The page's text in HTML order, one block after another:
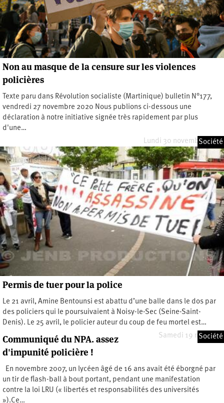
Non au masque de la censure sur les violences
policières
Texte paru dans Révolution socialiste (Martinique) bulletin N°177,
vendredi 27 novembre 2020 Nous publions ci-dessous une
déclaration à notre initiative signée très rapidement par plus
d'une…
Lundi 30 novembre 2020
Société
Permis de tuer pour la police
Le 21 avril, Amine Bentounsi est abattu d’une balle dans le dos par
des policiers qui le poursuivaient à Noisy-le-Sec (Seine-Saint-
Denis). Le 25 avril, le policier auteur du coup de feu mortel est…
Samedi 19 mai 2012
Société
Communiqué du NPA. assez
d'impunité policière !
En novembre 2007, un lycéen âgé de 16 ans avait été éborgné par
un tir de flash-ball à bout portant, pendant une manifestation
contre la loi LRU (« libertés et responsabilités des universités
»).Ce…